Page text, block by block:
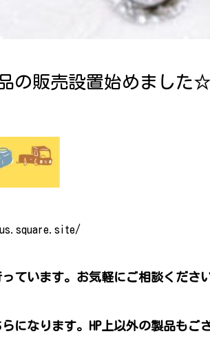
の販売設置始めました☆
ています。お気軽にご相談ください
になります。HP上以外の製品もご